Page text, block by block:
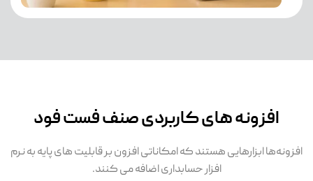
افزونه های کاربردی صنف فست فود
افزونه‌ها ابزارهایی هستند که امکاناتی افزون بر قابلیت های پایه به نرم
افزار حسابداری اضافه می کنند.